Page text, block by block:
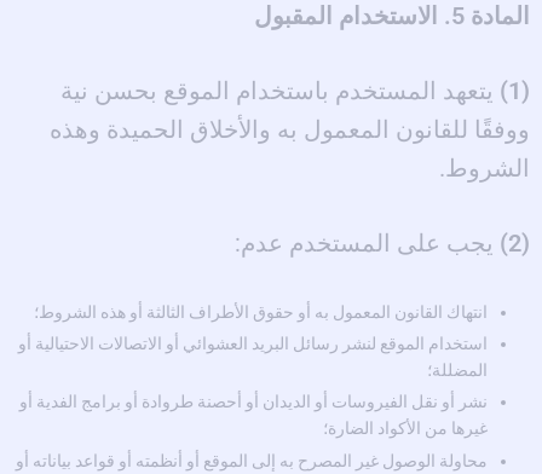
المادة 5. الاستخدام المقبول
(1)
يتعهد المستخدم باستخدام الموقع بحسن نية
ووفقًا للقانون المعمول به والأخلاق الحميدة وهذه
الشروط.
(2) يجب على المستخدم عدم:
انتهاك القانون المعمول به أو حقوق الأطراف الثالثة أو هذه الشروط؛
استخدام الموقع لنشر رسائل البريد العشوائي أو الاتصالات الاحتيالية أو
المضللة؛
نشر أو نقل الفيروسات أو الديدان أو أحصنة طروادة أو برامج الفدية أو
غيرها من الأكواد الضارة؛
محاولة الوصول غير المصرح به إلى الموقع أو أنظمته أو قواعد بياناته أو